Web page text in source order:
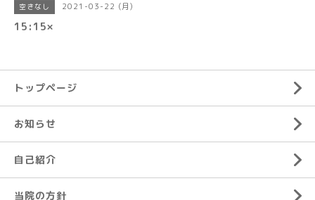
空きなし 2021-03-22 (月)
15:15×
トップページ
お知らせ
自己紹介
当院の方針